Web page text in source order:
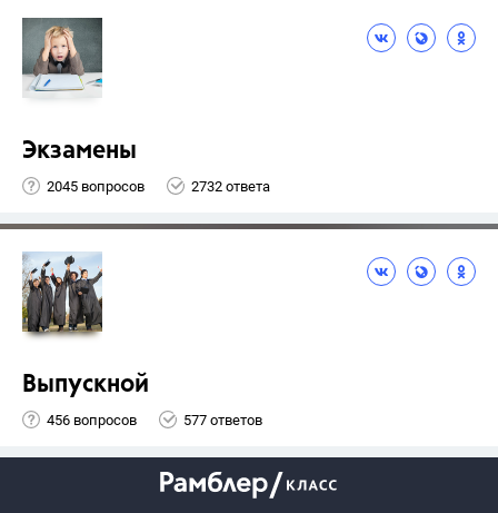
Экзамены
2045 вопросов 2732 ответа
Выпускной
456 вопросов 577 ответов